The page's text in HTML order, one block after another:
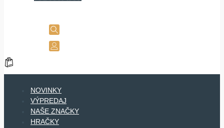
NOVINKY
VÝPREDAJ
NAŠE ZNAČKY
HRAČKY